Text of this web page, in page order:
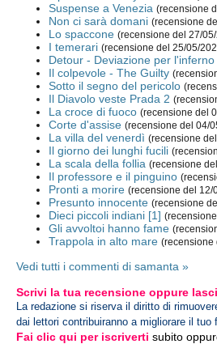
Suspense a Venezia (recensione
Non ci sarà domani (recensione
Lo spaccone (recensione del 27/
I temerari (recensione del 25/05/
Detour - Deviazione per l'inferno
Il colpevole - The Guilty
Sotto il segno del pericolo
Il Diavolo veste Prada 2
La croce di fuoco (recensione del
Corte d'assise (recensione del 04/
La villa del venerdì (recensione
Il giorno dei lunghi fucili
La scala della follia (recensione
Il professore e il pinguino
Pronti a morire (recensione del 12/
Presunto innocente (recensione
Dieci piccoli indiani [1]
Gli avvoltoi hanno fame
Trappola in alto mare (recensione
Vedi tutti i commenti di samanta »
Scrivi la tua recensione oppure
La redazione si riserva il diritto di
dai lettori contribuiranno a migliorare il tuo
Fai clic qui per iscriverti subito